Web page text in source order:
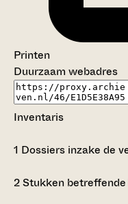
Printen
Duurzaam webadres
Inventaris
1 Dossiers inzake de
2Stukken